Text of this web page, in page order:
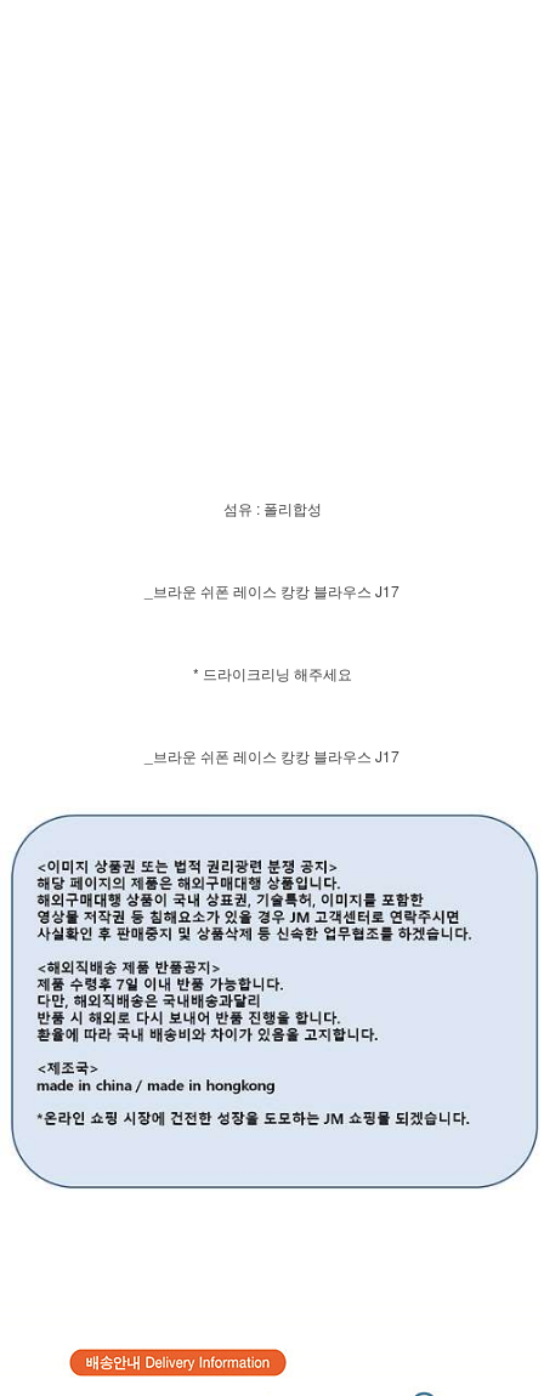
섬유 : 폴리합성
_브라운 쉬폰 레이스 캉캉 블라우스 J17
* 드라이크리닝 해주세요
_브라운 쉬폰 레이스 캉캉 블라우스 J17